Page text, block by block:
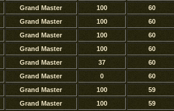
Grand Master 100
60
Grand Master 100
60
Grand Master 100
60
Grand Master 100
60
Grand Master 37
60
Grand Master 0
60
Grand Master 100
59
Grand Master 100
59